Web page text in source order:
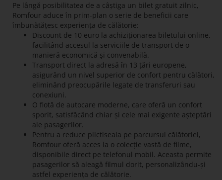
Pe lângă posibilitatea de a câștiga un bilet gratuit zilnic,
Romfour aduce în prim-plan o serie de beneficii care
îmbunătățesc experiența de călătorie:
Discount de 10 euro la achiziționarea biletului online,
facilitând accesul la serviciile de transport de o
manieră economică și convenabilă.
Transport direct la adresă în 13 țări europene,
asigurând un nivel superior de confort pentru călători,
eliminând preocupările legate de transferuri sau
conexiuni.
O flotă de autocare moderne, care oferă un confort
sporit, satisfăcând chiar și cele mai exigente așteptări
ale pasagerilor.
Pentru a reduce plictiseala pe parcursul călătoriei,
Romfour oferă acces la o colecție vastă de filme,
disponibile direct pe telefonul mobil. Aceasta permite
pasagerilor să aleagă filmul dorit, personalizându-și
astfel experiența de călătorie.